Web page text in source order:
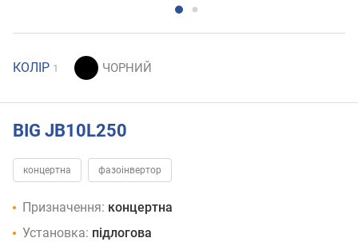
КОЛІР 1
BIG JB10L250
концертна фазоінвертор
Призначення: концертна
Установка: підлогова